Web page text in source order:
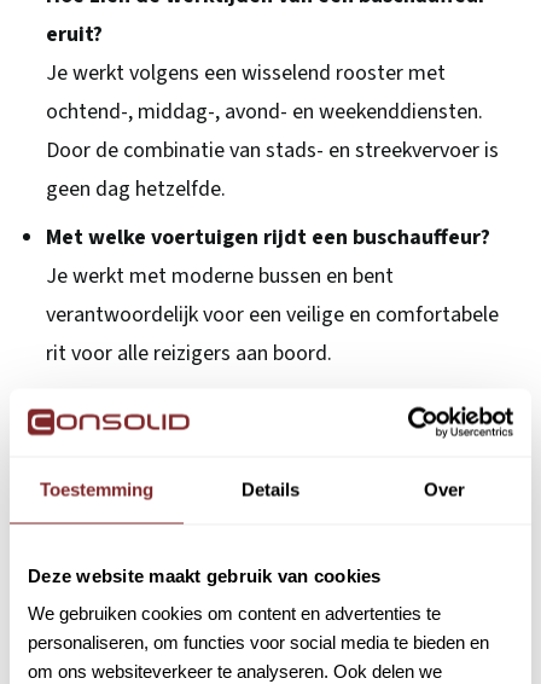
Toestemming Details Over
Deze website maakt gebruik van cookies
We gebruiken cookies om content en advertenties te
personaliseren, om functies voor social media te bieden en
om ons websiteverkeer te analyseren. Ook delen we
eruit?
Je werkt volgens een wisselend rooster met
ochtend-, middag-, avond- en weekenddiensten.
Door de combinatie van stads- en streekvervoer is
geen dag hetzelfde.
Met welke voertuigen rijdt een buschauffeur?
Je werkt met moderne bussen en bent
verantwoordelijk voor een veilige en comfortabele
rit voor alle reizigers aan boord.
Hoe wordt mijn salaris als buschauffeur
bepaald?
Je wordt ingeschaald op basis van jouw relevante
werkervaring en het aantal ervaringsjaren. Heb je al
vervoer? Dan wordt hiermee rekening gehouden bij
jouw inschaling. Ook zonder ervaring kun je starten
en groei je binnen de geldende cao-schalen verder